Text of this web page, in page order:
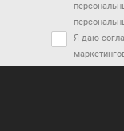
Я даю